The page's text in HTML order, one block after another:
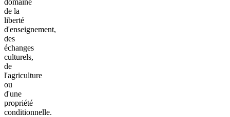
de la
liberté
d'enseignement,
des
échanges
culturels,
de
l'agriculture
ou
d'une
propriété
conditionnelle.